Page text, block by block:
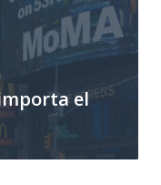
el